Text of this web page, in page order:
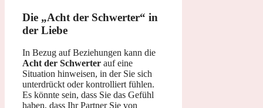
Die „Acht der Schwerter“ in
der Liebe
In Bezug auf Beziehungen kann die
Acht der Schwerter auf eine
Situation hinweisen, in der Sie sich
unterdrückt oder kontrolliert fühlen.
Es könnte sein, dass Sie das Gefühl
haben, dass Ihr Partner Sie von